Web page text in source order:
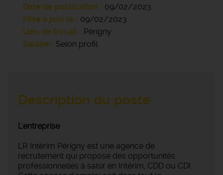
Date de publication
09/02/2023
Mise à jour le
09/02/2023
Lieu de travail
Périgny
Salaire
Selon profil
Description du poste
L'entreprise
LR Intérim Périgny est une agence de
recrutement qui propose des opportunités
professionnelles à saisir en Intérim, CDD ou CDI.